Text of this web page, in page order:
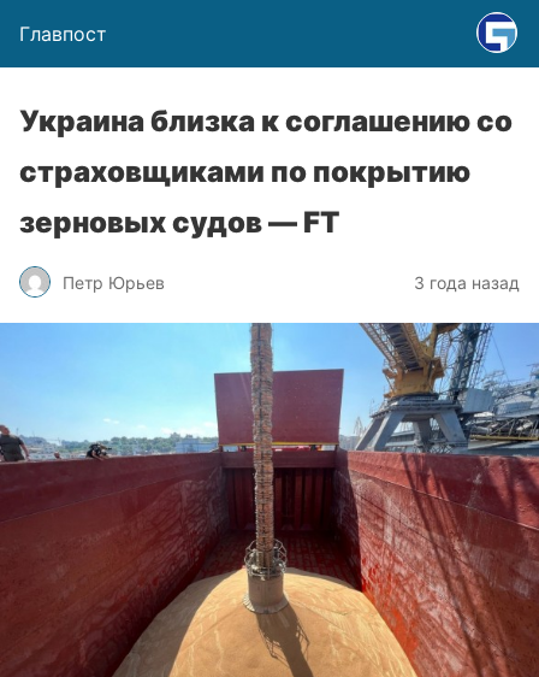
Главпост
Украина близка к соглашению со
страховщиками по покрытию
зерновых судов — FT
Петр Юрьев 3 года назад